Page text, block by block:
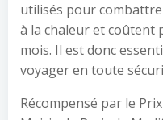
utilisés pour
à la chaleur et coûtent
mois. Il est donc
voyager en toute
Récompensé par le